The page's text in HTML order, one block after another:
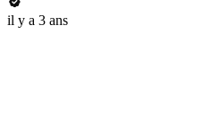
il y a 3 ans